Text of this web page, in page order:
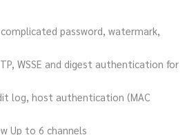
password, watermark,
WSSE and digest authentication for
log, host authentication (MAC
Up to 6 channels